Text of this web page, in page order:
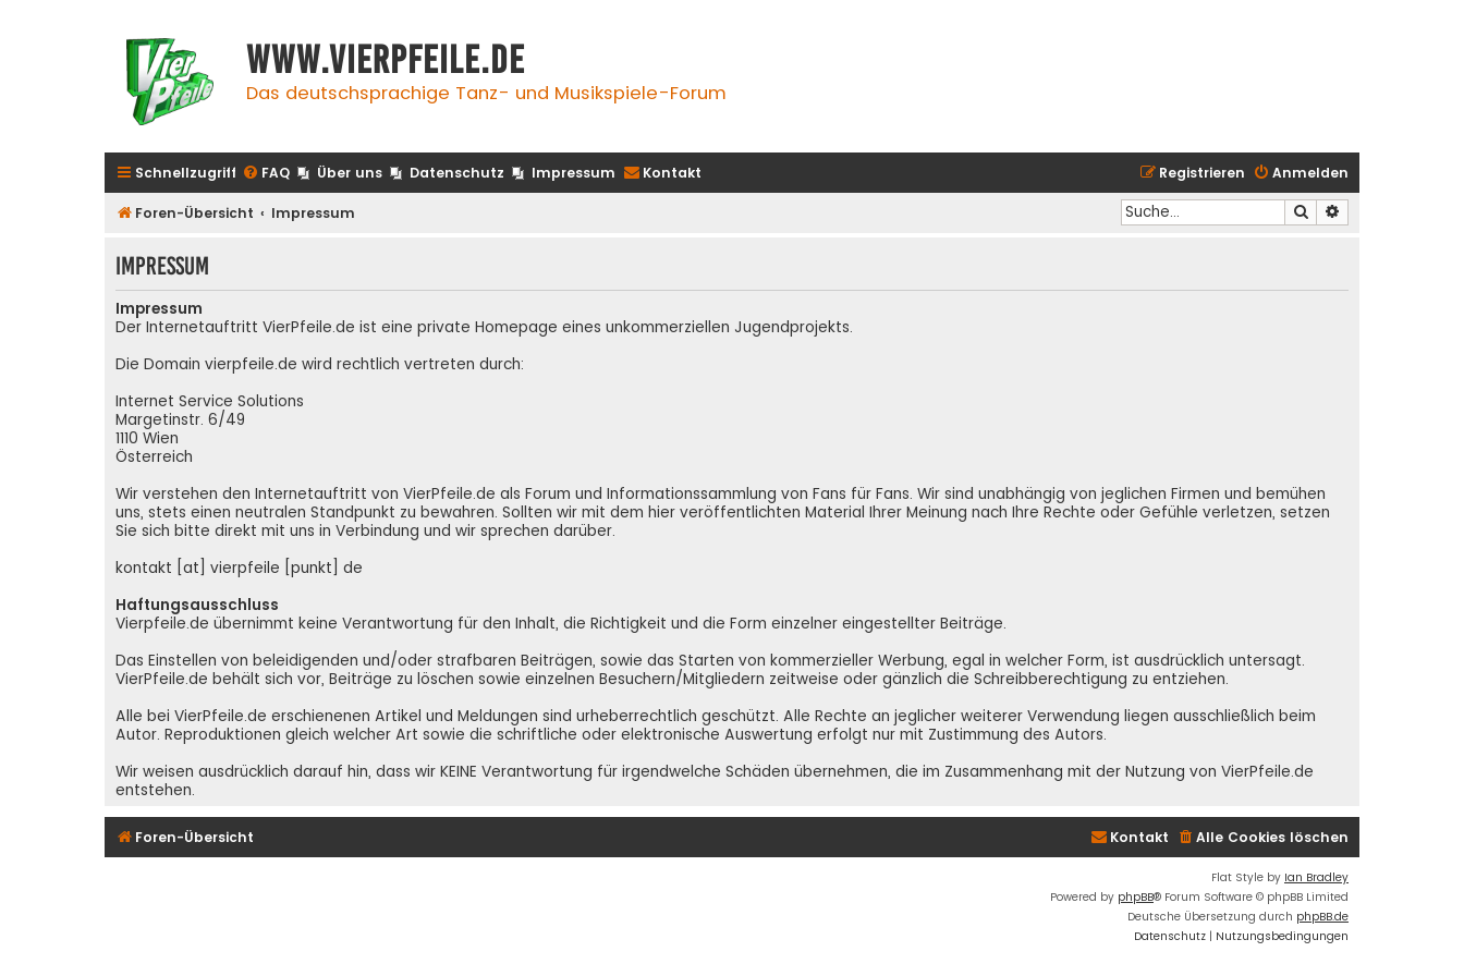
www.vierpfeile.de
Das deutschsprachige Tanz- und Musikspiele-Forum
Schnellzugriff FAQ Über uns Datenschutz Impressum Kontakt Anmelden
Registrieren
Foren-Übersicht Impressum Suche
Impressum
Impressum
Der Internetauftritt VierPfeile.de ist eine private Homepage eines unkommerziellen Jugendprojekts.
Die Domain vierpfeile.de wird rechtlich vertreten durch:
Internet Service Solutions
Margetinstr. 6/49
1110 Wien
Österreich
Wir verstehen den Internetauftritt von VierPfeile.de als Forum und Informationssammlung von Fans für Fans. Wir sind unabhängig von jeglichen Firmen und bemühen
uns, stets einen neutralen Standpunkt zu bewahren. Sollten wir mit dem hier veröffentlichten Material Ihrer Meinung nach Ihre Rechte oder Gefühle verletzen, setzen
Sie sich bitte direkt mit uns in Verbindung und wir sprechen darüber.
kontakt [at] vierpfeile [punkt] de
Haftungsausschluss
Vierpfeile.de übernimmt keine Verantwortung für den Inhalt, die Richtigkeit und die Form einzelner eingestellter Beiträge.
Das Einstellen von beleidigenden und/oder strafbaren Beiträgen, sowie das Starten von kommerzieller Werbung, egal in welcher Form, ist ausdrücklich untersagt.
VierPfeile.de behält sich vor, Beiträge zu löschen sowie einzelnen Besuchern/Mitgliedern zeitweise oder gänzlich die Schreibberechtigung zu entziehen.
Alle bei VierPfeile.de erschienenen Artikel und Meldungen sind urheberrechtlich geschützt. Alle Rechte an jeglicher weiterer Verwendung liegen ausschließlich beim
Autor. Reproduktionen gleich welcher Art sowie die schriftliche oder elektronische Auswertung erfolgt nur mit Zustimmung des Autors.
Wir weisen ausdrücklich darauf hin, dass wir KEINE Verantwortung für irgendwelche Schäden übernehmen, die im Zusammenhang mit der Nutzung von VierPfeile.de
entstehen.
Foren-Übersicht Alle Cookies löschen
Kontakt
Flat Style by Ian Bradley
Powered by phpBB® Forum Software © phpBB Limited
Deutsche Übersetzung durch phpBB.de
Datenschutz | Nutzungsbedingungen